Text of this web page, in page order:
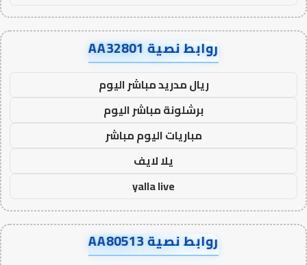
روابط نصية AA32801
ريال مدريد مباشر اليوم
برشلونة مباشر اليوم
مباريات اليوم مباشر
يلا لايف
yalla live
روابط نصية AA80513